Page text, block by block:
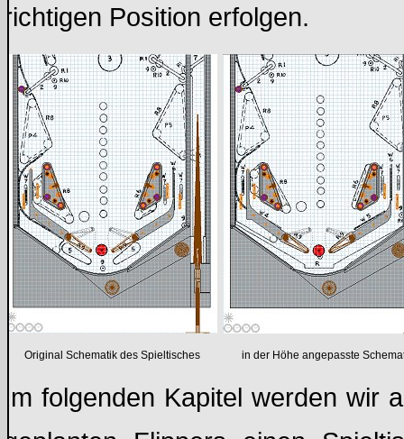
richtigen Position erfolgen.
Original Schematik des Spieltisches in der Höhe angepasste
Im folgenden Kapitel werden wir